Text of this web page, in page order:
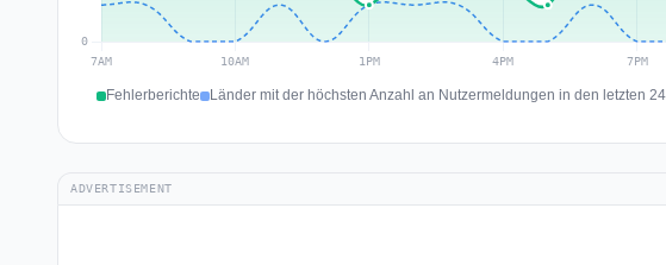
Fehlerberichte Länder mit der höchsten Anzahl an Nutzermeldungen in den letzten
ADVERTISEMENT